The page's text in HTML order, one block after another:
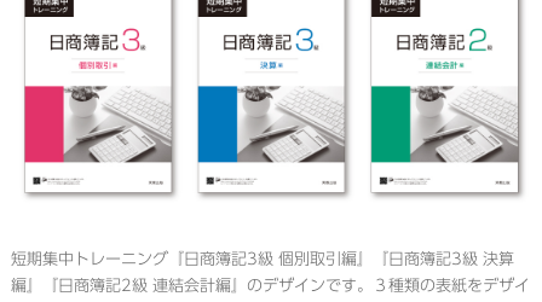
短期集中トレーニング『日商簿記3級 個別取引編』『日商簿記3級 決算
編』『日商簿記2級 連結会計編』のデザインです。３種類の表紙をデザイ